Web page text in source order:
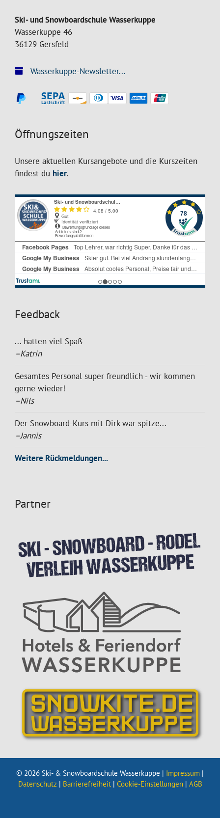
Ski- und Snowboardschule Wasserkuppe
Wasserkuppe 46
36129 Gersfeld
Wasserkuppe-Newsletter...
Öffnungszeiten
Unsere aktuellen Kursangebote und die Kurszeiten
findest du hier.
Feedback
... hatten viel Spaß
–Katrin
Gesamtes Personal super freundlich - wir kommen
gerne wieder!
–Nils
Der Snowboard-Kurs mit Dirk war spitze...
–Jannis
Weitere Rückmeldungen...
Partner
© 2026 Ski- & Snowboardschule Wasserkuppe | Impressum |
Datenschutz | Barrierefreiheit| Cookie-Einstellungen| AGB